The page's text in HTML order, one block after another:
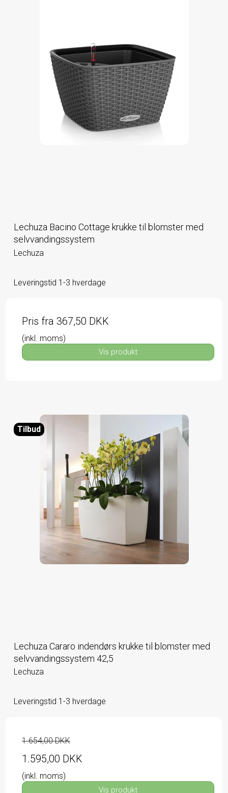
Lechuza Bacino Cottage krukke til blomster med
selvvandingssystem
Lechuza
Leveringstid 1-3 hverdage
Pris fra 367,50 DKK
(inkl. moms)
Vis produkt
Tilbud
Lechuza Cararo indendørs krukke til blomster med
selvvandingssystem 42,5
Lechuza
Leveringstid 1-3 hverdage
1.654,00 DKK
1.595,00 DKK
(inkl. moms)
Vis produkt